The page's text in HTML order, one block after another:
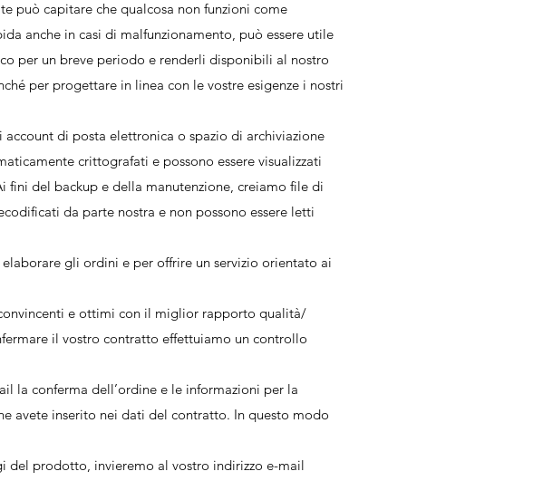
può capitare che qualcosa non funzioni come
anche in casi di malfunzionamento, può essere utile
per un breve periodo e renderli disponibili al nostro
per progettare in linea con le vostre esigenze i nostri
di posta elettronica o spazio di archiviazione
crittografati e possono essere visualizzati
fini del backup e della manutenzione, creiamo file di
da parte nostra e non possono essere letti
gli ordini e per offrire un servizio orientato ai
e ottimi con il miglior rapporto qualità/
il vostro contratto effettuiamo un controllo
la conferma dell’ordine e le informazioni per la
avete inserito nei dati del contratto. In questo modo
del prodotto, invieremo al vostro indirizzo e-mail